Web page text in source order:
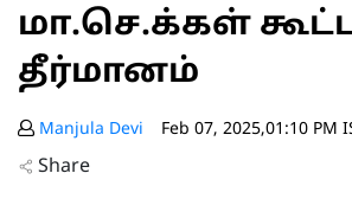
மா.செ.க்கள்
தீர்மானம்
Manjula Devi Feb 07, 2025,01:10 PM
Share